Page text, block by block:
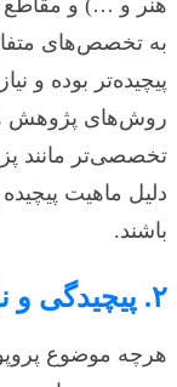
هنر و …) و مقاطع
به تخصص‌های
پیچیده‌تر بوده و
روش‌های پژوهش
تخصصی‌تر مانند
دلیل ماهیت
باشند.
۲. پیچیدگی و نوآوری موضوع
هرچه موضوع